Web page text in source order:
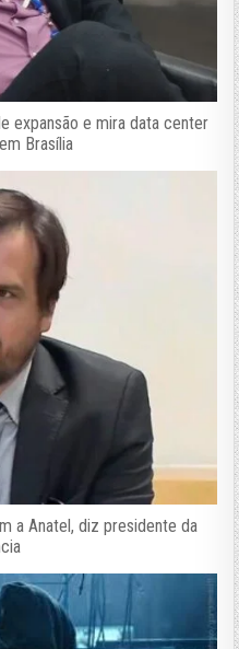
expansão e mira data center
Brasília
a Anatel, diz presidente da